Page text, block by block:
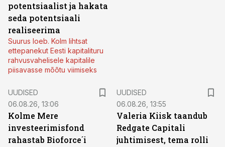
potentsiaalist ja hakata
seda potentsiaali
realiseerima
Suurus loeb. Kolm lihtsat
ettepanekut Eesti kapitalituru
rahvusvahelisele kapitalile
piisavasse mõõtu viimiseks
UUDISED
06.08.26, 13:06
Kolme Mere
investeerimisfond
rahastab Bioforce´i
UUDISED
06.08.26, 13:55
Valeria Kiisk taandub
Redgate Capitali
juhtimisest, tema rolli